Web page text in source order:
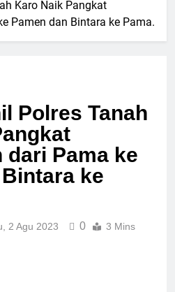
Pangan
Gabungan Lapas
Pangaraian dan TNI
Jam Lalu
Marganda Aritonang
Tegaskan Komitmen Polres
Bara Musnahkan
Dua Kilogram
Narkotika Jenis Sabu
Jam Lalu
Kecelakaan Maut di Tol
Sergai, Seorang
Penumpang Avanza
Selasa, 4 Agu 2026
Karo Naik Pangkat
Pamen dan Bintara ke Pama.
Polres Tanah
dari Pama ke
ke
2 Agu 2023 0 3 Mins